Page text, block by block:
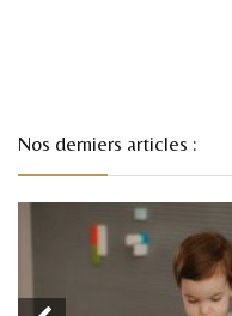
Nos derniers articles :